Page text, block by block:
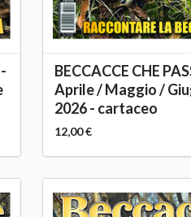
BECCACCE CHE
Aprile / Maggio /
2026 - cartaceo
12,00 €